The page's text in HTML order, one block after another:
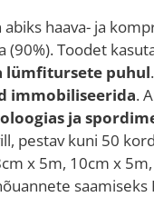
abiks haava- ja
Toodet
lümfitursete puhul
immobiliseerida.
ja
pestav kuni 50
x 5m, 10cm x
saamiseks